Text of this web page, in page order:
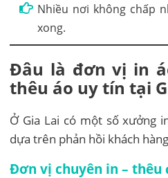
Nhiều nơi không chấp
xong.
Đâu là đơn vị in
thêu áo uy tín tại
Ở Gia Lai có một số xưởng
dựa trên phản hồi khách
Đơn vị chuyên in – thêu